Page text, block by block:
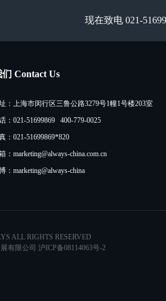
现在致电 021-
Contact Us
：上海市闵行区三鲁公路3279号1幢1号楼203室
：021-51699869 400-779-0025
：021-51699869*820
：marketing@always-china.com.cn
：marketing@always-china
ALL RIGHTS RESERVED
有限公司 沪ICP备08114063号-2